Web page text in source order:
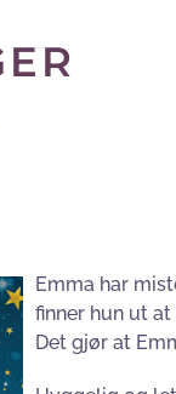
Emma har
finner hun ut
Det gjør at